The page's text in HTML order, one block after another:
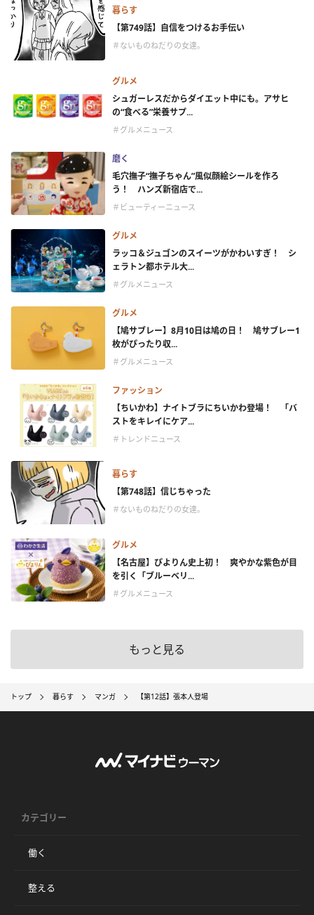
暮らす
【第749話】自信をつけるお手伝い
＃ないものねだりの女達。
グルメ
シュガーレスだからダイエット中にも。アサヒ
の“食べる”栄養サプ...
＃グルメニュース
磨く
毛穴撫子“撫子ちゃん”風似顔絵シールを作ろ
う！ ハンズ新宿店で...
＃ビューティーニュース
グルメ
ラッコ＆ジュゴンのスイーツがかわいすぎ！ シ
ェラトン都ホテル大...
＃グルメニュース
グルメ
【鳩サブレー】8月10日は鳩の日！ 鳩サブレー1
枚がぴったり収...
＃グルメニュース
ファッション
【ちいかわ】ナイトブラにちいかわ登場！ 「バ
ストをキレイにケア...
＃トレンドニュース
暮らす
【第748話】信じちゃった
＃ないものねだりの女達。
グルメ
【名古屋】ぴよりん史上初！ 爽やかな紫色が目
を引く「ブルーベリ...
＃グルメニュース
もっと見る
トップ 暮らす マンガ 【第12話】張本人登場
カテゴリー
働く
整える